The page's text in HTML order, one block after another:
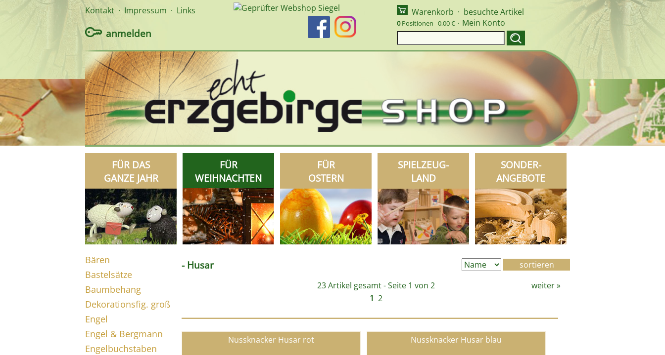
Kontakt · Impressum · Links
anmelden
Warenkorb · besuchte Artikel
0Positionen 0,00 € · Mein Konto
FÜR DAS
GANZE JAHR
FÜR
WEIHNACHTEN
FÜR
OSTERN
SPIELZEUG-
LAND
SONDER-
ANGEBOTE
Bären
Bastelsätze
Baumbehang
Dekorationsfig. groß
Engel
Engel & Bergmann
Engelbuchstaben
- Husar
23 Artikel gesamt - Seite 1 von 2 weiter»
1 2
Nussknacker Husar rot Nussknacker Husar blau